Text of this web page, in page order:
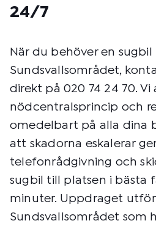
24/7
När du behöver en sugbil
Sundsvallsområdet,
direkt på 020 74 24 70.
nödcentralsprincip och
omedelbart på alla dina
att skadorna eskalerar
telefonrådgivning och
sugbil till platsen i bästa
minuter. Uppdraget
Sundsvallsområdet som